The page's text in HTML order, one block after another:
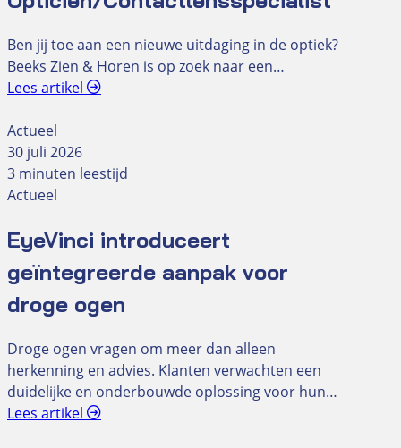
Ben jij toe aan een nieuwe uitdaging in de optiek?
Beeks Zien & Horen is op zoek naar een…
Lees artikel
Actueel
30 juli 2026
3 minuten leestijd
Actueel
EyeVinci introduceert
geïntegreerde aanpak voor
droge ogen
Droge ogen vragen om meer dan alleen
herkenning en advies. Klanten verwachten een
duidelijke en onderbouwde oplossing voor hun…
Lees artikel